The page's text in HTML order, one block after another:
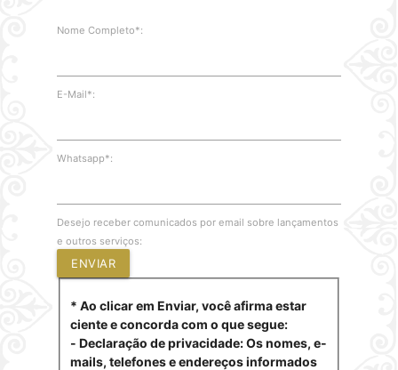
Nome Completo*:
E-Mail*:
Whatsapp*:
Desejo receber comunicados por email sobre lançamentos
e outros serviços:
ENVIAR
* Ao clicar em Enviar, você afirma estar
ciente e concorda com o que segue:
- Declaração de privacidade: Os nomes, e-
mails, telefones e endereços informados